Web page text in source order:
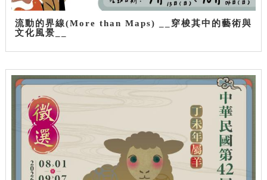
流動的界線(More than Maps) __穿梭其中的藝術與
文化風景__